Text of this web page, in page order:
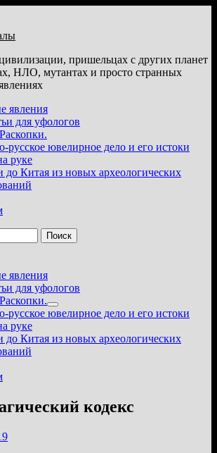
пришельцах с других планет
НЛО, мутантах и просто странных
явления
для уфологов
русское ювелирное дело и его истоки
руке
до Китая из новых археологических
явления
для уфологов
Показать
подменю
русское ювелирное дело и его истоки
руке
до Китая из новых археологических
кодекс